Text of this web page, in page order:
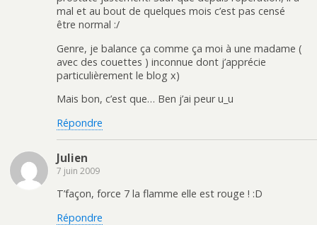
mal et au bout de quelques mois c’est pas censé
être normal :/
Genre, je balance ça comme ça moi à une madame (
avec des couettes ) inconnue dont j’apprécie
particulièrement le blog x)
Mais bon, c’est que… Ben j’ai peur u_u
Répondre
Julien
7 juin 2009
T’façon, force 7 la flamme elle est rouge ! :D
Répondre